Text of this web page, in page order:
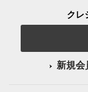
クレ
新規会